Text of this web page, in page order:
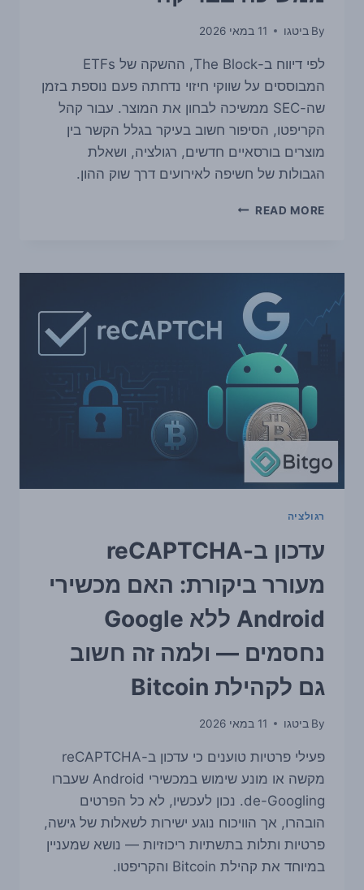
By ביטגו 11 במאי 2026
לפי דיווח ב-The Block, ההשקה של ETFs
המבוססים על שווקי חיזוי נדחתה פעם נוספת בזמן
שה-SEC ממשיכה לבחון את המוצר. עבור קהל
הקריפטו, הסיפור חשוב בעיקר בגלל הקשר בין
מוצרים בורסאיים חדשים, רגולציה, ושאלת
הגבולות של חשיפה לאירועים דרך שוק ההון.
READ MORE ההשקה
שווקי
נדחתה
שוב:
ה-
SEC
ממשיכה
בבדיקה
רגולציה
עדכון ב-reCAPTCHA
מעורר ביקורת: האם מכשירי
Android ללא Google
נחסמים — ולמה זה חשוב
גם לקהילת Bitcoin
By ביטגו 11 במאי 2026
פעילי פרטיות טוענים כי עדכון ב-reCAPTCHA
מקשה או מונע שימוש במכשירי Android שעברו
de-Googling. נכון לעכשיו, לא כל הפרטים
הובהרו, אך הוויכוח נוגע ישירות לשאלות של גישה,
פרטיות ותלות בתשתיות ריכוזיות — נושא שמעניין
במיוחד את קהילת Bitcoin והקריפטו.